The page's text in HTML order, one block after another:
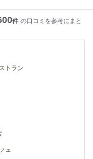
件 の口コミを参考にまと
トラン
ェ